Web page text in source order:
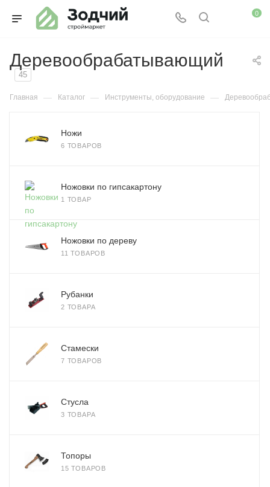
0
Деревообрабатывающий
45
Главная — Каталог — Инструменты, оборудование —
Ножи
6 ТОВАРОВ
Ножовки по гипсакартону
1 ТОВАР
Ножовки по дереву
11 ТОВАРОВ
Рубанки
2 ТОВАРА
Стамески
7 ТОВАРОВ
Стусла
3 ТОВАРА
Топоры
15 ТОВАРОВ